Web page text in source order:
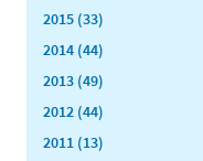
2015 (33)
2014 (44)
2013 (49)
2012 (44)
2011 (13)